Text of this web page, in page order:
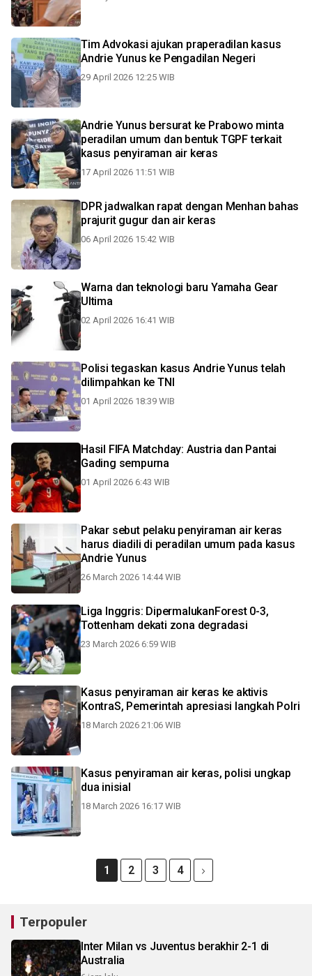
Tim Advokasi ajukan praperadilan kasus
Andrie Yunus ke Pengadilan Negeri
29 April 2026 12:25 WIB
Andrie Yunus bersurat ke Prabowo minta
peradilan umum dan bentuk TGPF terkait
kasus penyiraman air keras
17 April 2026 11:51 WIB
DPR jadwalkan rapat dengan Menhan bahas
prajurit gugur dan air keras
06 April 2026 15:42 WIB
Warna dan teknologi baru Yamaha Gear
Ultima
02 April 2026 16:41 WIB
Polisi tegaskan kasus Andrie Yunus telah
dilimpahkan ke TNI
01 April 2026 18:39 WIB
Hasil FIFA Matchday: Austria dan Pantai
Gading sempurna
01 April 2026 6:43 WIB
Pakar sebut pelaku penyiraman air keras
harus diadili di peradilan umum pada kasus
Andrie Yunus
26 March 2026 14:44 WIB
Liga Inggris: DipermalukanForest 0-3,
Tottenham dekati zona degradasi
23 March 2026 6:59 WIB
Kasus penyiraman air keras ke aktivis
KontraS, Pemerintah apresiasi langkah Polri
18 March 2026 21:06 WIB
Kasus penyiraman air keras, polisi ungkap
dua inisial
18 March 2026 16:17 WIB
1 2 3 4
Terpopuler
Inter Milan vs Juventus berakhir 2-1 di
Australia